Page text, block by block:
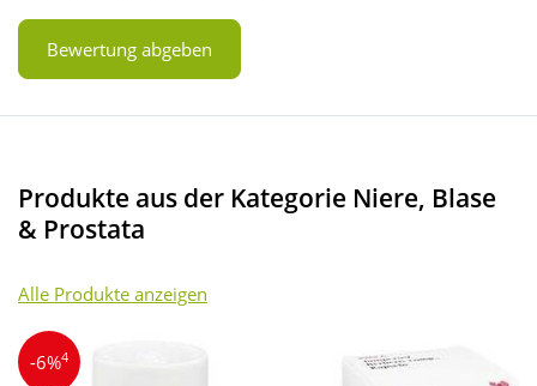
Bewertung abgeben
Produkte aus der Kategorie Niere, Blase
& Prostata
Alle Produkte anzeigen
-6%4